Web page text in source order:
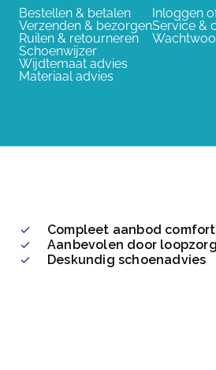
Bestellen & betalen
Verzenden & bezorgen
Ruilen & retourneren
Schoenwijzer
Wijdtemaat advies
Materiaal advies
Inloggen
Service &
Compleet aanbod
Aanbevolen door
Deskundig schoenadvies